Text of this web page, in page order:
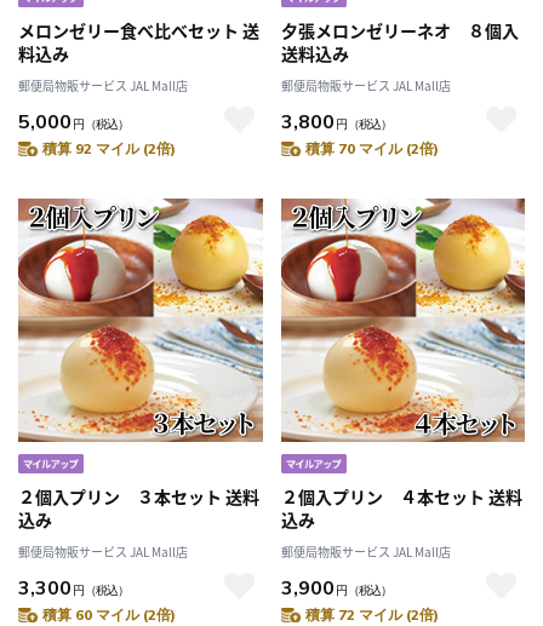
メロンゼリー食べ比べセット 送
料込み
郵便局物販サービス JAL Mall店
5,000 円 （税込）
積算 92 マイル (2倍)
夕張メロンゼリーネオ ８個入
送料込み
郵便局物販サービス JAL Mall店
3,800 円 （税込）
積算 70 マイル (2倍)
２個入プリン ３本セット 送料
込み
郵便局物販サービス JAL Mall店
3,300 円 （税込）
積算 60 マイル (2倍)
２個入プリン ４本セット 送料
込み
郵便局物販サービス JAL Mall店
3,900 円 （税込）
積算 72 マイル (2倍)